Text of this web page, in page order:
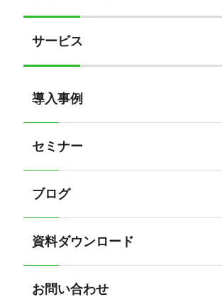
サービス
導入事例
セミナー
ブログ
資料ダウンロード
お問い合わせ